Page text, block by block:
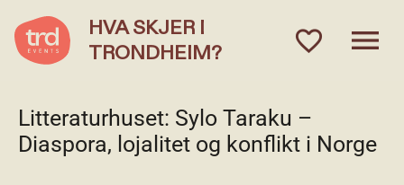
HVA SKJER I
TRONDHEIM?
favorite_outlinedmenu
Litteraturhuset: Sylo Taraku –
Diaspora, lojalitet og konflikt i Norge